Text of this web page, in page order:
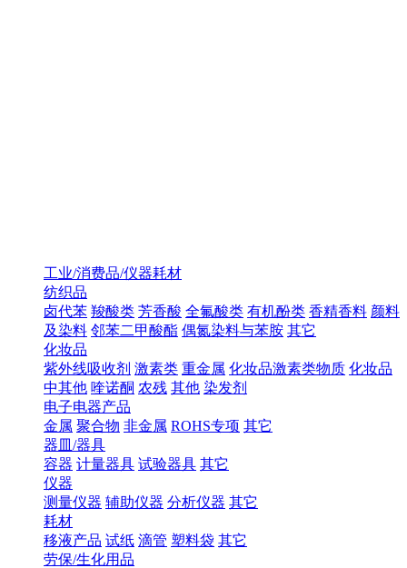
工业/消费品/仪器耗材
纺织品
卤代苯 羧酸类 芳香酸 全氟酸类 有机酚类 香精香料 颜料
及染料 邻苯二甲酸酯 偶氮染料与苯胺 其它
化妆品
紫外线吸收剂 激素类 重金属 化妆品激素类物质 化妆品
中其他 喹诺酮 农残 其他 染发剂
电子电器产品
金属 聚合物 非金属 ROHS专项 其它
器皿/器具
容器 计量器具 试验器具 其它
仪器
测量仪器 辅助仪器 分析仪器 其它
耗材
移液产品 试纸 滴管 塑料袋 其它
劳保/生化用品